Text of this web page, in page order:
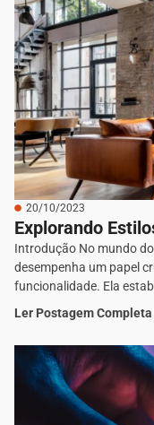
20/10/2023
Explorando
Introdução No mundo
desempenha um papel
funcionalidade. Ela
Ler Postagem Completa